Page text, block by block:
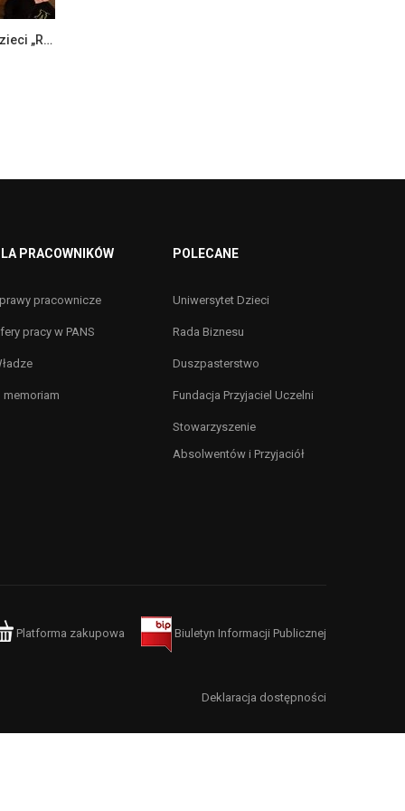
Zajęcia w ramach Uniwersytetu Dzieci „Rozwiń skrzydła – droga do sukcesu”
PRACOWNIKÓW
pracownicze
pracy w PANS
memoriam
POLECANE
Uniwersytet Dzieci
Rada Biznesu
Duszpasterstwo
Fundacja Przyjaciel Uczelni
Stowarzyszenie
Absolwentów i Przyjaciół
Platforma zakupowa Biuletyn Informacji Publicznej
Deklaracja dostępności